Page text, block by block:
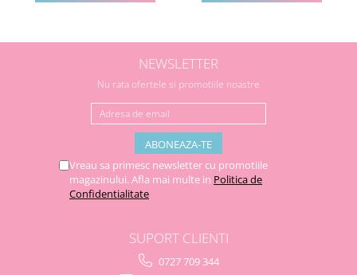
NEWSLETTER
Nu rata ofertele si promotiile noastre
Vreau sa primesc newsletter cu promotiile
magazinului. Afla mai multe in Politica de
Confidentialitate
SUPORT CLIENTI
0727 709 344